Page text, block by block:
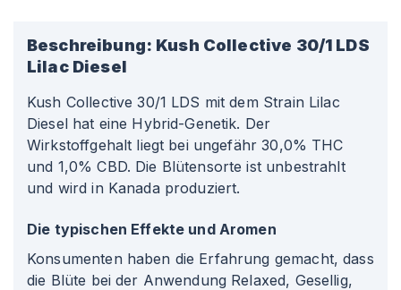
Beschreibung: Kush Collective 30/1 LDS
Lilac Diesel
Kush Collective 30/1 LDS mit dem Strain Lilac
Diesel hat eine Hybrid-Genetik. Der
Wirkstoffgehalt liegt bei ungefähr 30,0% THC
und 1,0% CBD. Die Blütensorte ist unbestrahlt
und wird in Kanada produziert.
Die typischen Effekte und Aromen
Konsumenten haben die Erfahrung gemacht, dass
die Blüte bei der Anwendung Relaxed, Gesellig,